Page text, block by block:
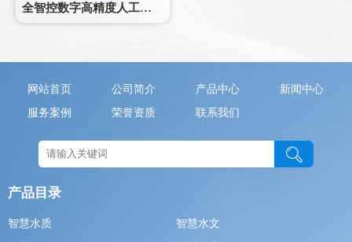
全智控数字高精度人工太阳模拟器
网站首页 公司简介 产品中心
新闻中心
服务案例
荣誉资质 联系我们
产品目录
智慧水质
智慧水文